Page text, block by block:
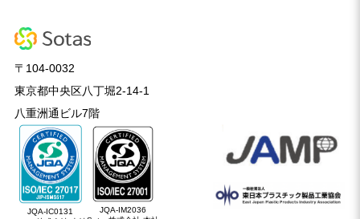
〒104-0032
東京都中央区八丁堀2-14-1
八重洲通ビル7階
JQA-IC0131
JQA-IM2036